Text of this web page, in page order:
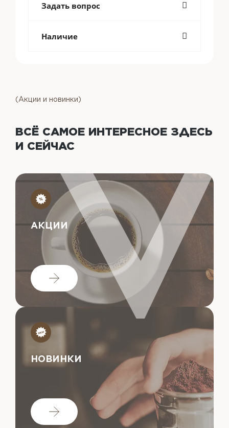
Задать вопрос
Наличие
(Акции и новинки)
ВСЁ САМОЕ ИНТЕРЕСНОЕ ЗДЕСЬ
И СЕЙЧАС
АКЦИИ
НОВИНКИ